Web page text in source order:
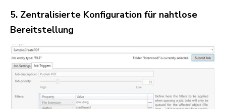
5. Zentralisierte Konfiguration für nahtlose
Bereitstellung